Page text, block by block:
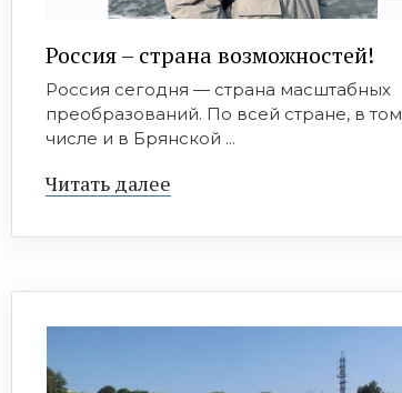
Россия – страна возможностей!
Россия сегодня — страна масштабных
преобразований. По всей стране, в том
числе и в Брянской ...
Читать далее